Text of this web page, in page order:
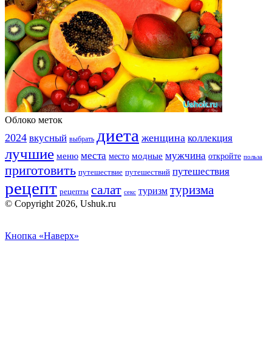
Облоко меток
2024 вкусный выбрать диета женщина коллекция
лучшие меню места место модные мужчина откройте польза
приготовить путешествие путешествий путешествия
рецепт рецепты салат секс туризм туризма
© Copyright 2026, Ushuk.ru
Кнопка «Наверх»